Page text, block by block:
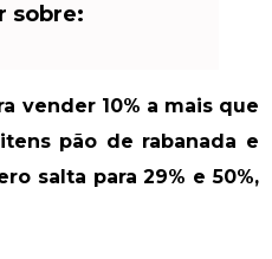
sobre:
vender 10% a mais que
pão de rabanada e
salta para 29% e 50%,